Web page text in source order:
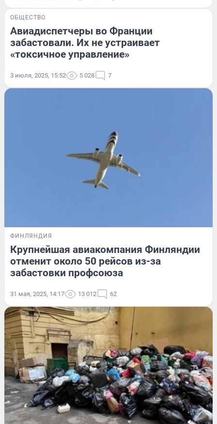
ОБЩЕСТВО
Авиадиспетчеры во Франции
забастовали. Их не устраивает
«токсичное управление»
3 июля, 2025, 15:52 5 028 7
ФИНЛЯНДИЯ
Крупнейшая авиакомпания Финляндии
отменит около 50 рейсов из-за
забастовки профсоюза
31 мая, 2025, 14:17 13 012 62